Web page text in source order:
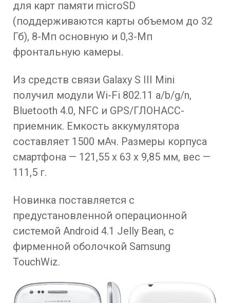
для карт памяти microSD
(поддерживаются карты объемом до 32
Гб), 8-Мп основную и 0,3-Мп
фронтальную камеры.
Из средств связи Galaxy S III Mini
получил модули Wi-Fi 802.11 a/b/g/n,
Bluetooth 4.0, NFC и GPS/ГЛОНАСС-
приемник. Емкость аккумулятора
составляет 1500 мАч. Размеры корпуса
смартфона — 121,55 x 63 x 9,85 мм, вес —
111,5 г.
Новинка поставляется с
предустановленной операционной
системой Android 4.1 Jelly Bean, с
фирменной оболочкой Samsung
TouchWiz.